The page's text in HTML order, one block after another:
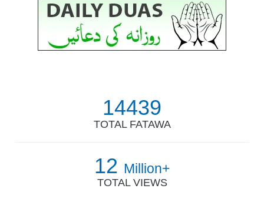
14439
TOTAL FATAWA
12 Million+
TOTAL VIEWS